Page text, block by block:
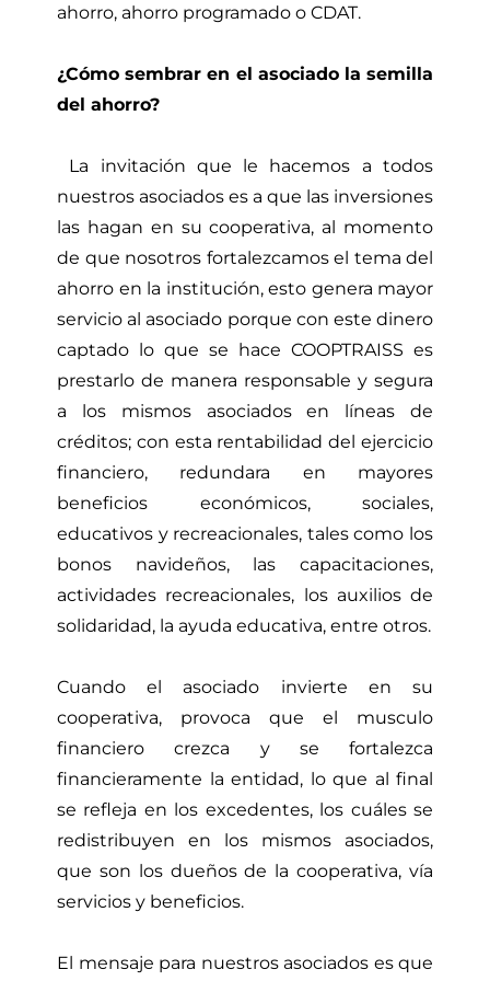
ahorro, ahorro programado o CDAT.
¿Cómo sembrar en el asociado la semilla
del ahorro?
La invitación que le hacemos a todos
nuestros asociados es a que las inversiones
las hagan en su cooperativa, al momento
de que nosotros fortalezcamos el tema del
ahorro en la institución, esto genera mayor
servicio al asociado porque con este dinero
captado lo que se hace COOPTRAISS es
prestarlo de manera responsable y segura
a los mismos asociados en líneas de
créditos; con esta rentabilidad del ejercicio
financiero, redundara en mayores
beneficios económicos, sociales,
educativos y recreacionales, tales como los
bonos navideños, las capacitaciones,
actividades recreacionales, los auxilios de
solidaridad, la ayuda educativa, entre otros.
Cuando el asociado invierte en su
cooperativa, provoca que el musculo
financiero crezca y se fortalezca
financieramente la entidad, lo que al final
se refleja en los excedentes, los cuáles se
redistribuyen en los mismos asociados,
que son los dueños de la cooperativa, vía
servicios y beneficios.
El mensaje para nuestros asociados es que